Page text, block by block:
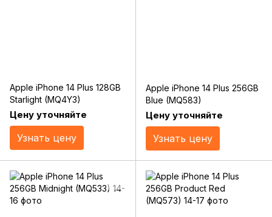
Apple iPhone 14 Plus 128GB
Starlight (MQ4Y3)
Цену уточняйте
Узнать цену
Apple iPhone 14 Plus 256GB
Blue (MQ583)
Цену уточняйте
Узнать цену